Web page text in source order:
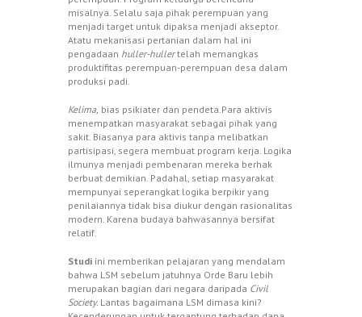
misalnya. Selalu saja pihak perempuan yang
menjadi target untuk dipaksa menjadi akseptor.
Atatu mekanisasi pertanian dalam hal ini
pengadaan huller-hullertelah memangkas
produktifitas perempuan-perempuan desa dalam
produksi padi.
Kelima, bias psikiater dan pendeta.Para aktivis
menempatkan masyarakat sebagai pihak yang
sakit. Biasanya para aktivis tanpa melibatkan
partisipasi, segera membuat program kerja. Logika
ilmunya menjadi pembenaran mereka berhak
berbuat demikian. Padahal, setiap masyarakat
mempunyai seperangkat logika berpikir yang
penilaiannya tidak bisa diukur dengan rasionalitas
modern. Karena budaya bahwasannya bersifat
relatif.
Studi ini memberikan pelajaran yang mendalam
bahwa LSM sebelum jatuhnya Orde Baru lebih
merupakan bagian dari negara daripada Civil
Society. Lantas bagaimana LSM dimasa kini?